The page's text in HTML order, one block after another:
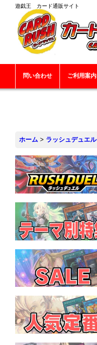
遊戯王 カード通販サイト
問い合わせ ご利用案内
ホーム > ラッシュデュエル